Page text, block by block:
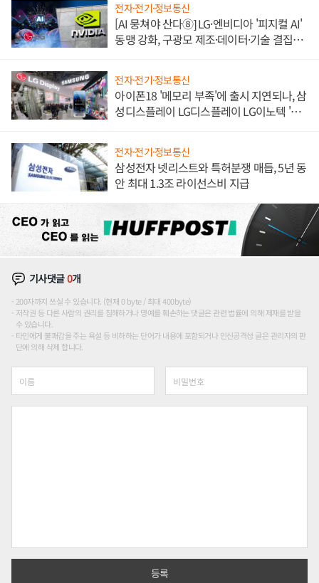
전자·전기·정보통신
[AI 뭉쳐야 산다⑧] LG·엔비디아 '피지컬 AI'
동맹 강화, 구광모 제조·데이터·기술 결집
전자·전기·정보통신
아이폰18 '메모리 부족'에 출시 지연되나, 삼
성디스플레이 LG디스플레이 LG이노텍 '탈
전자·전기·정보통신
삼성전자 넷리스트와 특허분쟁 매듭, 5년 동
안 최대 1.3조 라이선스비 지급
기사댓글0개
200자까지 쓰실 수 있습니다. (현재 0 byte / 최대 400byte)
저작권 등 다른 사람의 권리를 침해하거나 명예를 훼손하는 댓글은 관련 법률에 의해 제재를 받을
수 있습니다.
타인에게 불쾌감을 주는 욕설 등 비하하는 단어가 내용에 포함되거나 인신공격성 글은 관리자의 판
단에 의해 삭제 합니다.